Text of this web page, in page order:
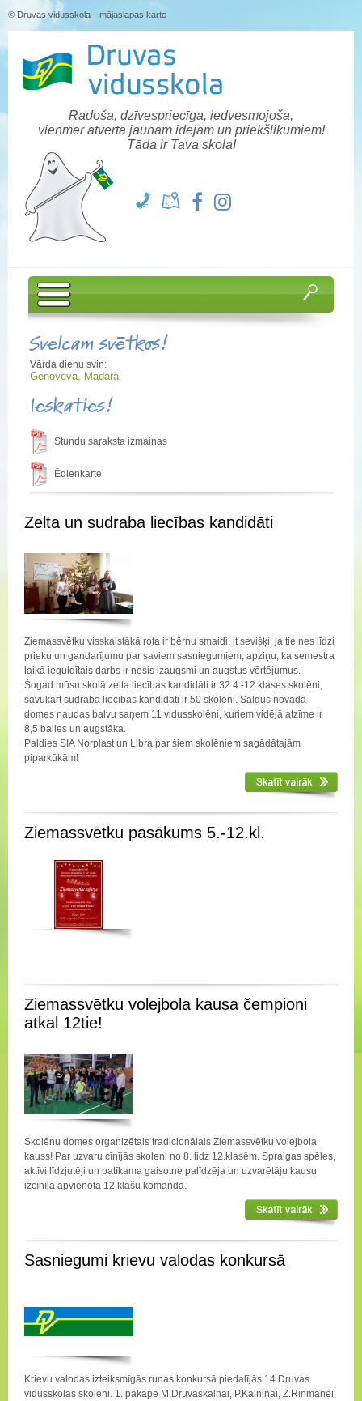
© Druvas vidusskola mājaslapas karte
Radoša, dzīvespriecīga, iedvesmojoša,
vienmēr atvērta jaunām idejām un priekšlikumiem!
Tāda ir Tava skola!
Sveicam svētkos!
Vārda dienu svin:
Genoveva, Madara
Ieskaties!
Stundu saraksta izmaiņas
Ēdienkarte
Zelta un sudraba liecības kandidāti
Ziemassvētku visskaistākā rota ir bērnu smaidi, it sevišķi, ja tie nes līdzi
prieku un gandarījumu par saviem sasniegumiem, apziņu, ka semestra
laikā ieguldītais darbs ir nesis izaugsmi un augstus vērtējumus.
Šogad mūsu skolā zelta liecības kandidāti ir 32 4.-12.klases skolēni,
savukārt sudraba liecības kandidāti ir 50 skolēni. Saldus novada
domes naudas balvu saņem 11 vidusskolēni, kuriem vidējā atzīme ir
8,5 balles un augstāka.
Paldies SIA Norplast un Libra par šiem skolēniem sagādātajām
piparkūkām!
Ziemassvētku pasākums 5.-12.kl.
Ziemassvētku volejbola kausa čempioni
atkal 12tie!
Skolēnu domes organizētais tradicionālais Ziemassvētku volejbola
kauss! Par uzvaru cīnījās skoleni no 8. lidz 12.klasēm. Spraigas spēles,
aktīvi līdzjutēji un patīkama gaisotne palīdzēja un uzvarētāju kausu
izcīnīja apvienotā 12.klašu komanda.
Sasniegumi krievu valodas konkursā
Krievu valodas izteiksmīgās runas konkursā piedalījās 14 Druvas
vidusskolas skolēni. 1. pakāpe M.Druvaskalnai, P.Kalniņai, Z.Rinmanei,